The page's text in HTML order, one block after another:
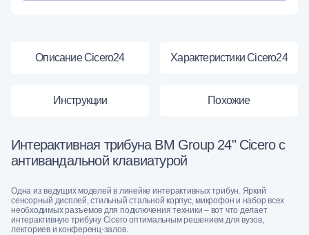
Описание Cicero24 Характеристики Cicero24
Инструкции Похожие
Интерактивная трибуна BM Group 24" Cicero с
антивандальной клавиатурой
Одна из ведущих моделей в линейке интерактивных трибун. Яркий
сенсорный дисплей, стильный стальной корпус, микрофон и набор всех
необходимых разъемов для подключения техники – вот что делает
интерактивную трибуну Cicero оптимальным решением для вузов,
лекториев и конференц-залов.